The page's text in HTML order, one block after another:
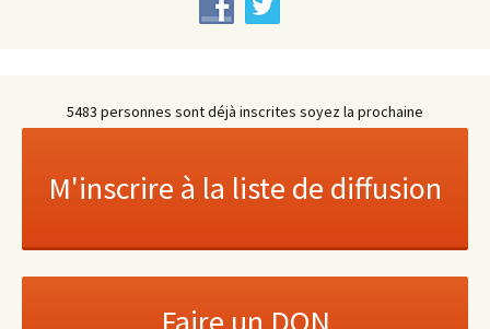
5483 personnes sont déjà inscrites soyez la prochaine